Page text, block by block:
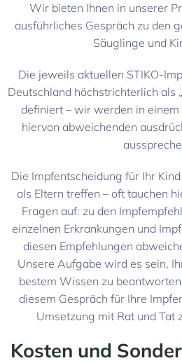
Wir bieten Ihnen in unserer
ausführliches Gespräch zu den
Säuglinge und
Die jeweils aktuellen STIKO-
Deutschland höchstrichterlich als
definiert – wir werden in einem
hiervon abweichenden
Die Impfentscheidung für Ihr
als Eltern treffen – oft tauchen
Fragen auf: zu den
einzelnen Erkrankungen und
diesen Empfehlungen
Unsere Aufgabe wird es sein,
bestem Wissen zu
diesem Gespräch für Ihre
Umsetzung mit Rat und Tat
Kosten und